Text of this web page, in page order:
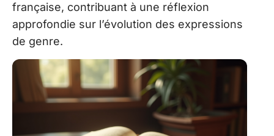
française, contribuant à une réflexion
approfondie sur l’évolution des expressions
de genre.